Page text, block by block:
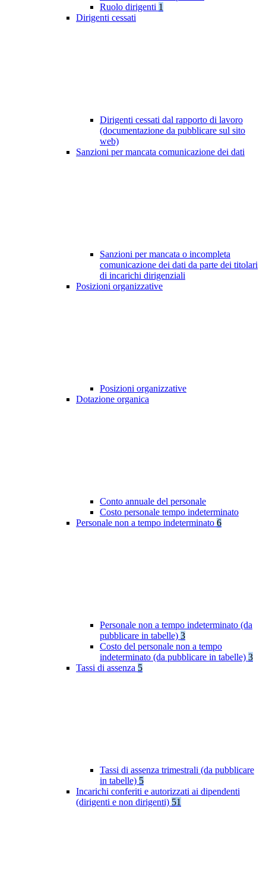
Ruolo dirigenti 1
Dirigenti cessati
Dirigenti cessati dal rapporto di lavoro
(documentazione da pubblicare sul sito
web)
Sanzioni per mancata comunicazione dei dati
Sanzioni per mancata o incompleta
comunicazione dei dati da parte dei titolari
di incarichi dirigenziali
Posizioni organizzative
Posizioni organizzative
Dotazione organica
Conto annuale del personale
Costo personale tempo indeterminato
Personale non a tempo indeterminato 6
Personale non a tempo indeterminato (da
pubblicare in tabelle) 3
Costo del personale non a tempo
indeterminato (da pubblicare in tabelle) 3
Tassi di assenza 5
Tassi di assenza trimestrali (da pubblicare
in tabelle) 5
Incarichi conferiti e autorizzati ai dipendenti
(dirigenti e non dirigenti) 51